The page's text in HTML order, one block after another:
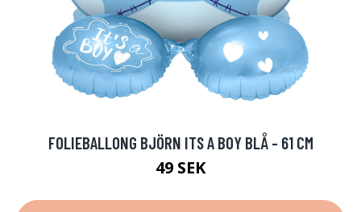
FOLIEBALLONG BJÖRN ITS A BOY BLÅ - 61 CM
49 SEK